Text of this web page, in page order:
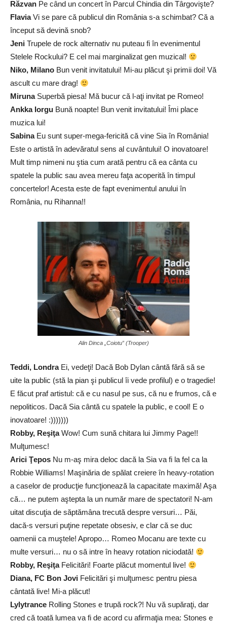
Răzvan Pe când un concert în Parcul Chindia din Târgovişte?
FlaviaVi se pare că publicul din România s-a schimbat? Că a
început să devină snob?
Jeni Trupele de rock alternativ nu puteau fi în evenimentul
Stelele Rockului? E cel mai marginalizat gen muzical!
Niko, Milano Bun venit invitatului! Mi-au plăcut şi primii doi! Vă
ascult cu mare drag!
Miruna Superbă piesa! Mă bucur că l-aţi invitat pe Romeo!
Ankka Iorgu Bună noapte! Bun venit invitatului! Îmi place
muzica lui!
Sabina Eu sunt super-mega-fericită că vine Sia în România!
Este o artistă în adevăratul sens al cuvântului! O inovatoare!
Mult timp nimeni nu ştia cum arată pentru că ea cânta cu
spatele la public sau avea mereu faţa acoperită în timpul
concertelor! Acesta este de fapt evenimentul anului în
România, nu Rihanna!!
Alin Dinca „Coiotu” (Trooper)
Teddi, Londra Ei, vedeţi! Dacă Bob Dylan cântă fără să se
uite la public (stă la pian şi publicul îi vede profilul) e o tragedie!
E făcut praf artistul: că e cu nasul pe sus, că nu e frumos, că e
nepoliticos. Dacă Sia cântă cu spatele la public, e cool! E o
inovatoare! :)))))))
Robby, ReşiţaWow! Cum sună chitara lui Jimmy Page!!
Mulţumesc!
Arici Ţepos Nu m-aş mira deloc dacă la Sia va fi la fel ca la
Robbie Williams! Maşinăria de spălat creiere în heavy-rotation
a caselor de producţie funcţionează la capacitate maximă! Aşa
că… ne putem aştepta la un număr mare de spectatori! N-am
uitat discuţia de săptămâna trecută despre versuri… Păi,
dacă-s versuri puţine repetate obsesiv, e clar că se duc
oamenii ca muştele! Apropo… Romeo Mocanu are texte cu
multe versuri… nu o să intre în heavy rotation niciodată!
Robby, Reşiţa Felicitări! Foarte plăcut momentul live!
Diana, FC Bon Jovi Felicitări şi mulţumesc pentru piesa
cântată live! Mi-a plăcut!
Lylytrance Rolling Stones e trupă rock?! Nu vă supăraţi, dar
cred că toată lumea va fi de acord cu afirmaţia mea: Stones e